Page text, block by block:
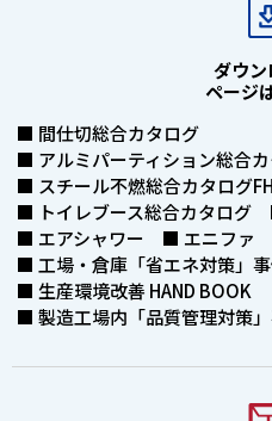
ダウン
ページ
■ 間仕切総合カタログ
■ アルミパーティション総合カ
■ スチール不燃総合カタログ
■ トイレブース総合カタログ
■ エアシャワー ■ エニファ
■ 工場・倉庫「省エネ対策」
■ 生産環境改善 HAND BOOK
■ 製造工場内「品質管理対策